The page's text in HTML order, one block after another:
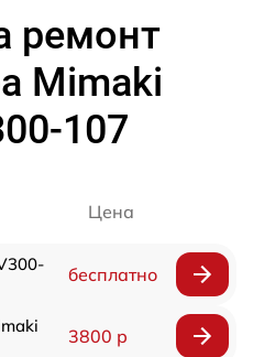
ремонт
Mimaki
107
Цена
бесплатно
3800 р